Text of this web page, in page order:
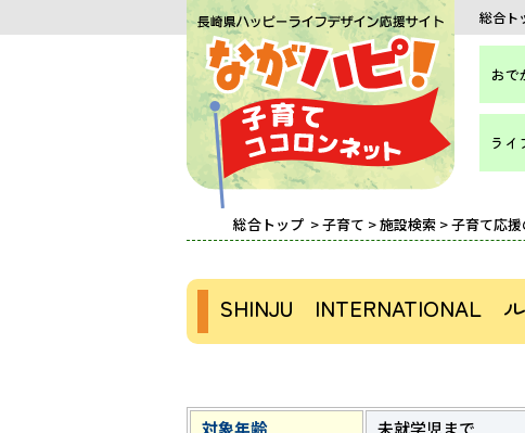
総合ト
おで
ライ
総合トップ >子育て >施設検索 >子育て応
SHINJU INTERNATIONAL
対象年齢
未就学児まで